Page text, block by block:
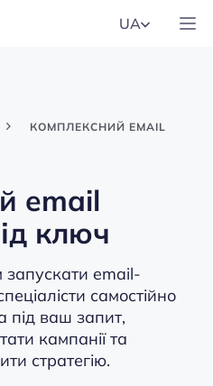
UA
КОМПЛЕКСНИЙ EMAIL
email
ключ
запускати email-
самостійно
під ваш запит,
кампанії та
стратегію.